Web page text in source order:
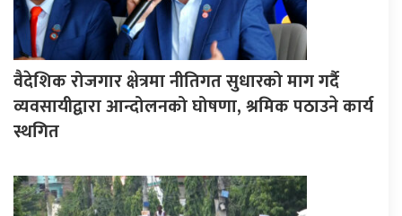
वैदेशिक रोजगार क्षेत्रमा नीतिगत सुधारको माग गर्दै
व्यवसायीद्वारा आन्दोलनको घोषणा, श्रमिक पठाउने कार्य
स्थगित